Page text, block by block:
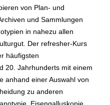
von Plan- und
und Sammlungen
in nahezu allen
Der refresher-Kurs
häufigsten
20. Jahrhunderts mit einem
anhand einer Auswahl von
zu anderen